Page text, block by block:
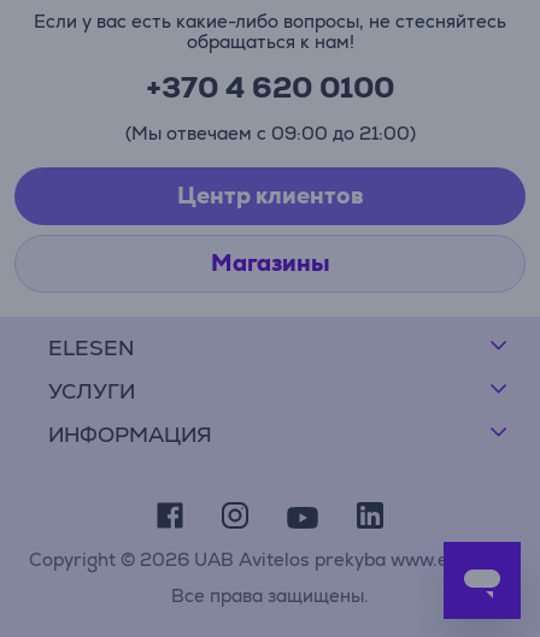
ELESEN
УСЛУГИ
ИНФОРМАЦИЯ
Если у вас есть какие-либо вопросы, не стесняйтесь
обращаться к нам!
+370 4 620 0100
(Мы отвечаем с 09:00 до 21:00)
Центр клиентов
Магазины
Copyright © 2026 UAB Avitelos prekyba www.elesen.lt
Все права защищены.